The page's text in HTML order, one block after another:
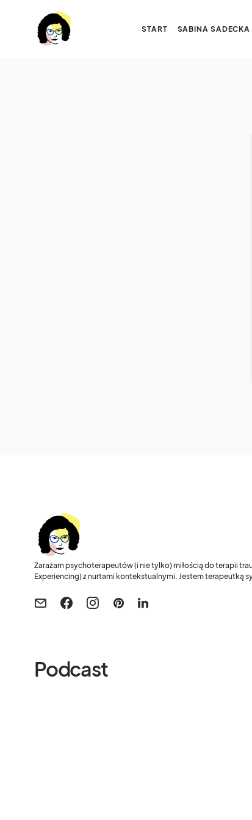
START SABINA SADECKA
Zarażam psychoterapeutów (i nie tylko) miłością do terapii
Experiencing) z nurtami kontekstualnymi. Jestem terapeutką
Podcast